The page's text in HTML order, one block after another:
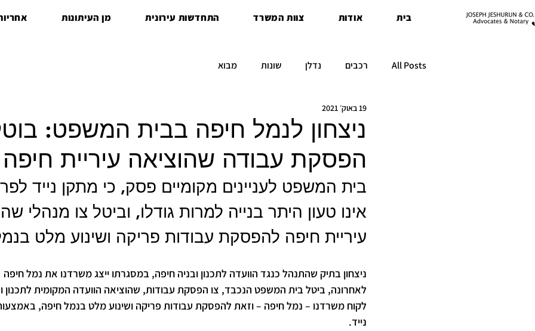
מן העיתונות התחדשות עירונית צוות המשרד אודות בית
All Posts רכבים נדלן שונות מבוא
ניצחון לנמל חיפה בבית המשפט:
הפסקת עבודה שהוציאה עיריית חיפה
19 באוק׳ 2021
בית המשפט לעניינים מקומיים פסק, כי מתקן נייד
אינו טעון היתר בנייה למרות גודלו, וביטל צו מנהלי
עיריית חיפה להפסקת עבודות פריקה ושינוע מלט
ניצחון בתיק שהתנהל כנגד הוועדה לתכנון ובניה חיפה, במסגרתו ייצג משרדנו את נמל חיפה
לאחרונה, ביטל בית המשפט הנכבד, צו הפסקת עבודות, שהוציאה הוועדה המקומית לתכנון
לקוח משרדנו – נמל חיפה – וזאת להפסקת עבודות פריקה ושינוע מלט בנמל חיפה,
נייד.